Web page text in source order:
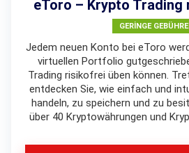
eToro – Krypto
GERINGE
Jedem neuen Konto bei eToro
virtuellen Portfolio
Trading risikofrei üben können.
entdecken Sie, wie einfach und
handeln, zu speichern und zu
über 40 Kryptowährungen und